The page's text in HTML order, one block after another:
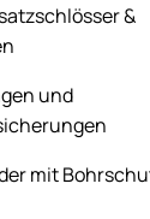
&
und
mit